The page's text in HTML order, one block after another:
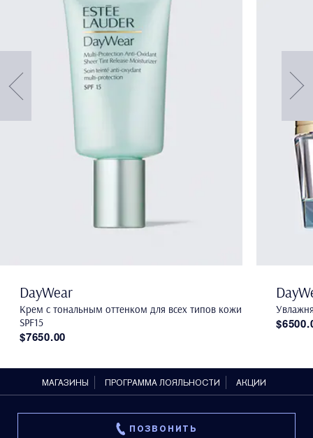
DayWear
Крем с тональным оттенком для всех типов кожи
SPF15
$7650.00
МАГАЗИНЫ ПРОГРАММА ЛОЯЛЬНОСТИ АКЦИИ
ПОЗВОНИТЬ